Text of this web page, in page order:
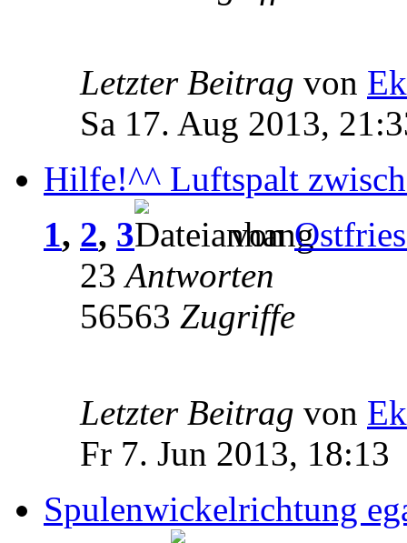
Letzter Beitrag von
Sa 17. Aug 2013,
Hilfe!^^ Luftspalt
1, 2, 3 von
23Antworten
56563 Zugriffe
Letzter Beitrag von
Fr 7. Jun 2013, 18:13
Spulenwickelrichtung